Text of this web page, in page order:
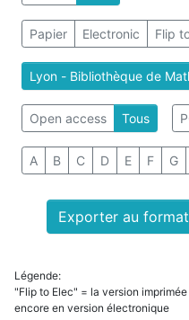
Papier Electronic Flip
Lyon - Bibliothèque de
Open access Tous
A B C D E F G
Exporter au
Légende:
"Flip to Elec" = la version
encore en version électronique